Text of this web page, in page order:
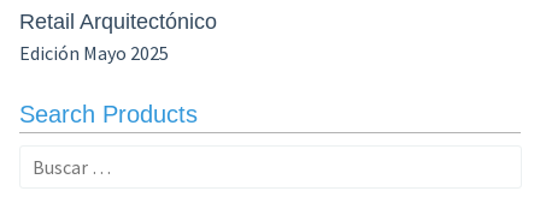
Retail Arquitectónico
Edición Mayo 2025
Search Products
Buscar: